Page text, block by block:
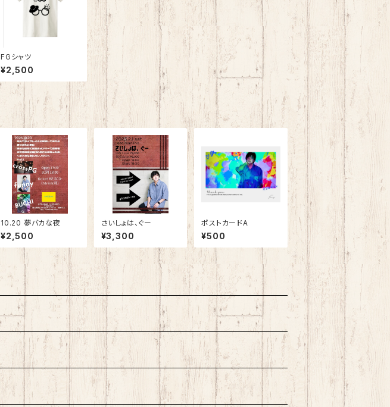
FGシャツ
¥2,500
10.20 夢バカな夜
¥2,500
さいしょは、ぐー
¥3,300
ポストカードA
¥500